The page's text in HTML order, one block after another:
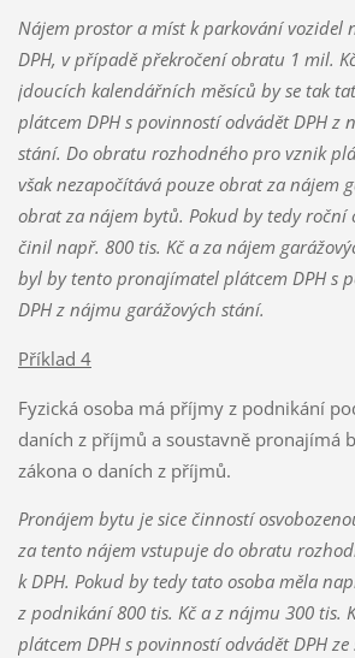
Nájem prostor a míst k parkování vozidel
DPH, v případě překročení obratu 1 mil.
jdoucích kalendářních měsíců by se tak
plátcem DPH s povinností odvádět DPH z
stání. Do obratu rozhodného pro vznik
však nezapočítává pouze obrat za nájem
obrat za nájem bytů. Pokud by tedy roční
činil např. 800 tis. Kč a za nájem
byl by tento pronajímatel plátcem DPH s
DPH z nájmu garážových stání.
Příklad 4
Fyzická osoba má příjmy z podnikání
daních z příjmů a soustavně pronajímá
zákona o daních z příjmů.
Pronájem bytu je sice činností
za tento nájem vstupuje do obratu
k DPH. Pokud by tedy tato osoba měla
z podnikání 800 tis. Kč a z nájmu 300 tis.
plátcem DPH s povinností odvádět DPH